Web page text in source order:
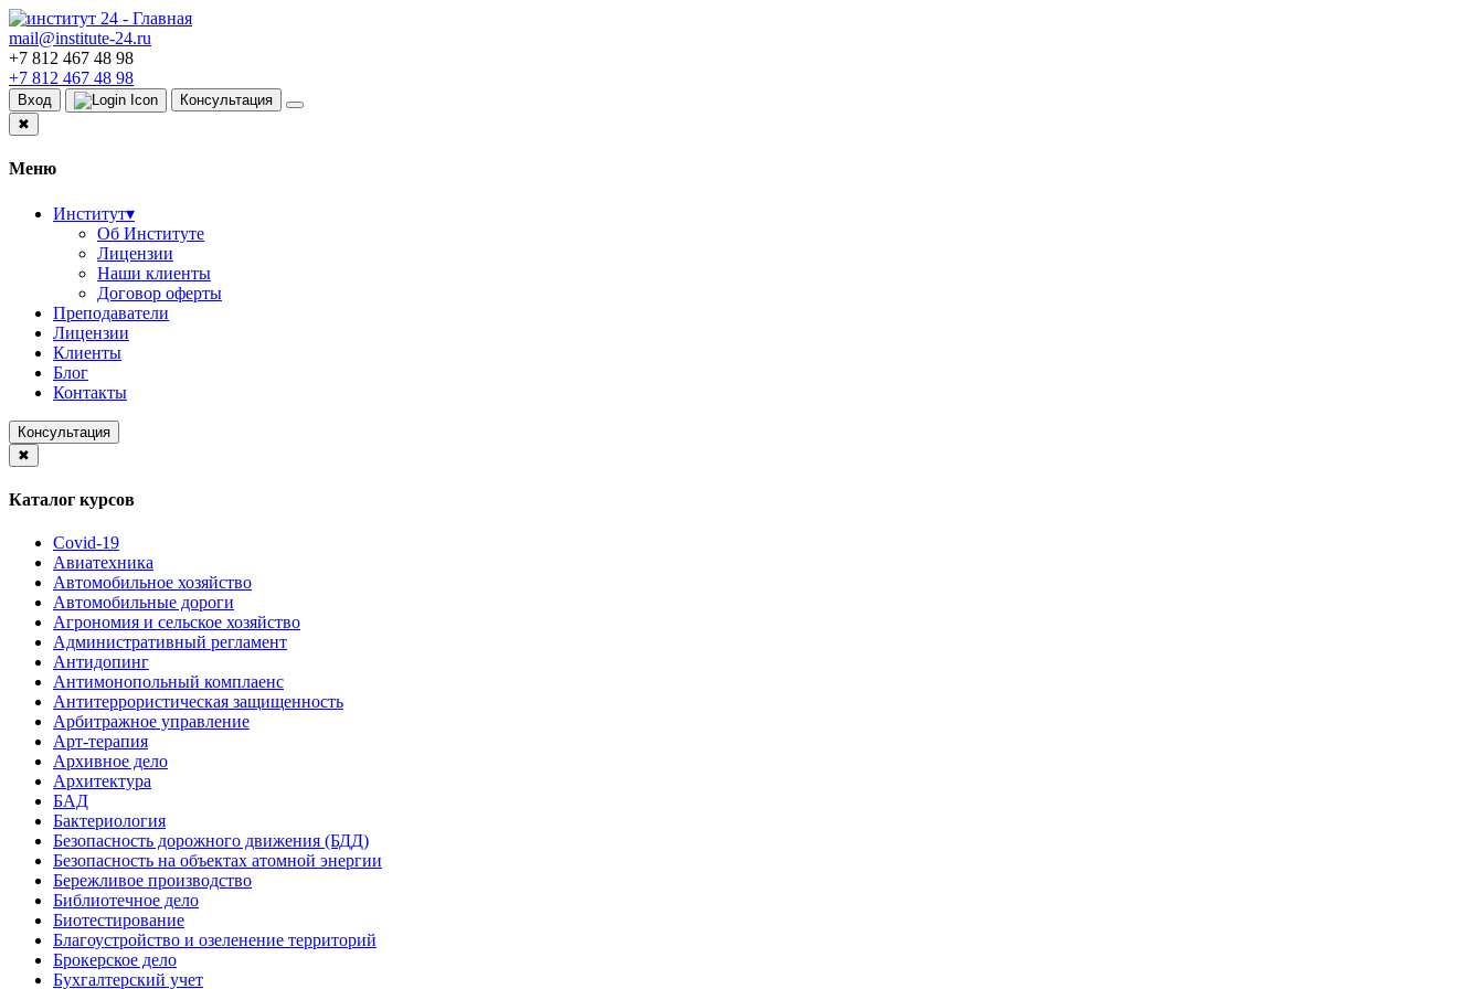
mail@institute-24.ru
+7 812 467 48 98
+7 812 467 48 98
Вход
Консультация
✖
Меню
Институт▾
Об Институте
Лицензии
Наши клиенты
Договор оферты
Преподаватели
Лицензии
Клиенты
Блог
Контакты
Консультация
✖
Каталог курсов
Covid-19
Авиатехника
Автомобильное хозяйство
Автомобильные дороги
Агрономия и сельское хозяйство
Административный регламент
Антидопинг
Антимонопольный комплаенс
Антитеррористическая защищенность
Арбитражное управление
Арт-терапия
Архивное дело
Архитектура
БАД
Бактериология
Безопасность дорожного движения (БДД)
Безопасность на объектах атомной энергии
Бережливое производство
Библиотечное дело
Биотестирование
Благоустройство и озеленение территорий
Брокерское дело
Бухгалтерский учет